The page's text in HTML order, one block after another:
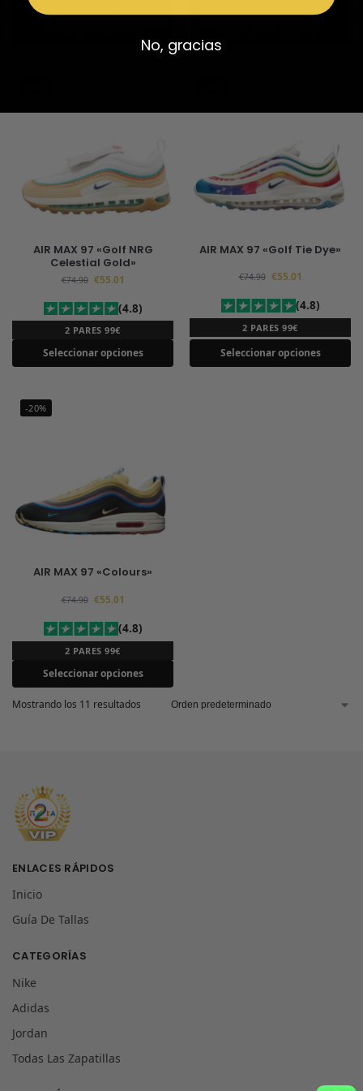
AIR MAX 97 «Golf NRG
Celestial Gold»
€74.90 €55.01
(4.8)
2 PARES 99€
Seleccionar opciones
AIR MAX 97 «Golf Tie Dye»
€74.90 €55.01
(4.8)
2 PARES 99€
Seleccionar opciones
-20%
AIR MAX 97 «Colours»
€74.90 €55.01
(4.8)
2 PARES 99€
Seleccionar opciones
Mostrando los 11 resultados
ENLACES RÁPIDOS
Inicio
Guía De Tallas
CATEGORÍAS
Nike
Adidas
Jordan
Todas Las Zapatillas
No, gracias